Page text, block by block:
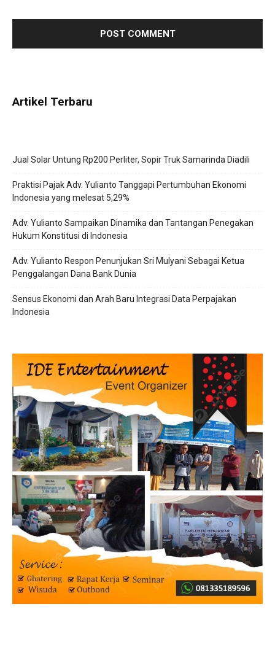
Artikel Terbaru
Jual Solar Untung Rp200 Perliter, Sopir Truk Samarinda Diadili
Praktisi Pajak Adv. Yulianto Tanggapi Pertumbuhan Ekonomi
Indonesia yang melesat 5,29%
Adv. Yulianto Sampaikan Dinamika dan Tantangan Penegakan
Hukum Konstitusi di Indonesia
Adv. Yulianto Respon Penunjukan Sri Mulyani Sebagai Ketua
Penggalangan Dana Bank Dunia
Sensus Ekonomi dan Arah Baru Integrasi Data Perpajakan
Indonesia